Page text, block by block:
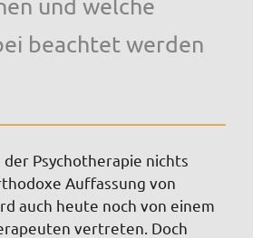
beachtet werden
Psychotherapie nichts
Auffassung von
auch heute noch von einem
vertreten. Doch